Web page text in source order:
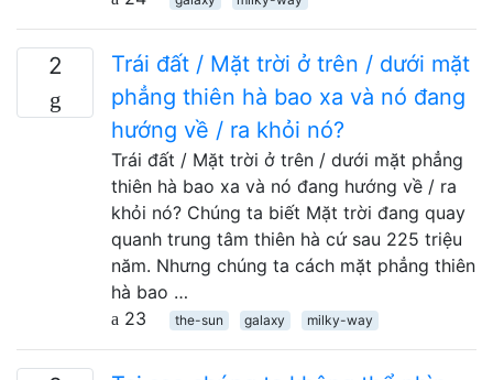
2
Trái đất / Mặt trời ở trên / dưới mặt
phẳng thiên hà bao xa và nó đang
hướng về / ra khỏi nó?
Trái đất / Mặt trời ở trên / dưới mặt phẳng
thiên hà bao xa và nó đang hướng về / ra
khỏi nó? Chúng ta biết Mặt trời đang quay
quanh trung tâm thiên hà cứ sau 225 triệu
năm. Nhưng chúng ta cách mặt phẳng thiên
hà bao …
23
the-sun galaxy milky-way